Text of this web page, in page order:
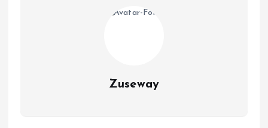
Zuseway